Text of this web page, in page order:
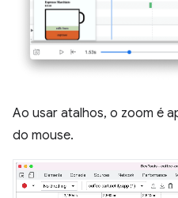
Ao usar atalhos, o zoom é
do mouse.